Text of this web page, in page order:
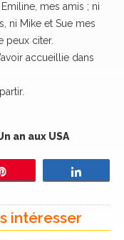
mes amis ; ni
ni Mike et Sue mes
peux citer.
accueillie dans
an aux USA
intéresser